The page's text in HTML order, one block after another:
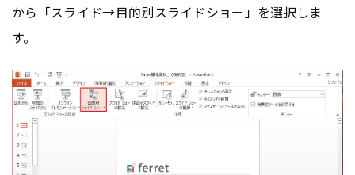
から「スライド→目的別スライドショー」を選択しま
す。